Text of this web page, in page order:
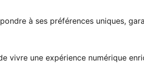
à ses préférences uniques,
vivre une expérience numérique